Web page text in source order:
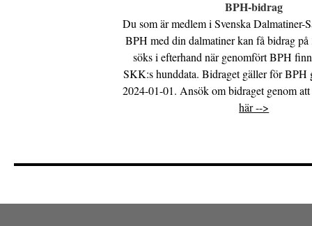
BPH-bidrag
Du som är medlem i Svenska Dalmatiner-
BPH med din dalmatiner kan få bidrag
söks i efterhand när genomfört BPH
SKK:s hunddata. Bidraget gäller för BPH
2024-01-01. Ansök om bidraget genom
här -->